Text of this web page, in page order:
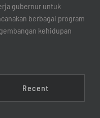
gubernur untuk
berbagai program
kehidupan
Recent